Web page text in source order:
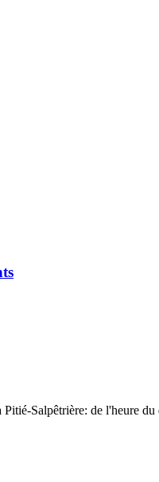
Salpêtrière: de l'heure